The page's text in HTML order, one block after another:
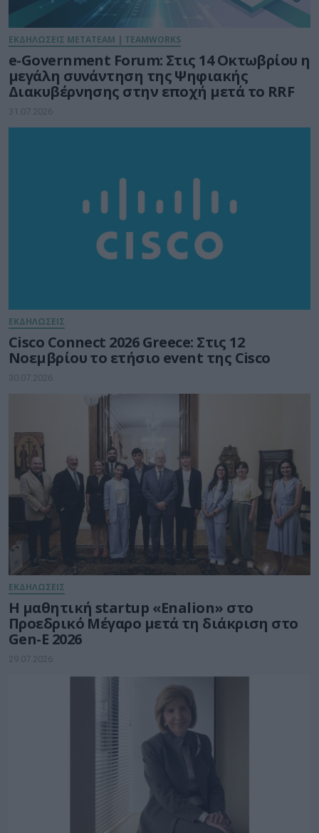
ΕΚΔΗΛΩΣΕΙΣ METATEAM | TEAMWORKS
e-Government Forum: Στις 14 Οκτωβρίου η
μεγάλη συνάντηση της Ψηφιακής
Διακυβέρνησης στην εποχή μετά το RRF
31.07.2026
ΕΚΔΗΛΩΣΕΙΣ
Cisco Connect 2026 Greece: Στις 12
Νοεμβρίου το ετήσιο event της Cisco
30.07.2026
ΕΚΔΗΛΩΣΕΙΣ
Η μαθητική startup «Enalion» στο
Προεδρικό Μέγαρο μετά τη διάκριση στο
Gen-E 2026
29.07.2026